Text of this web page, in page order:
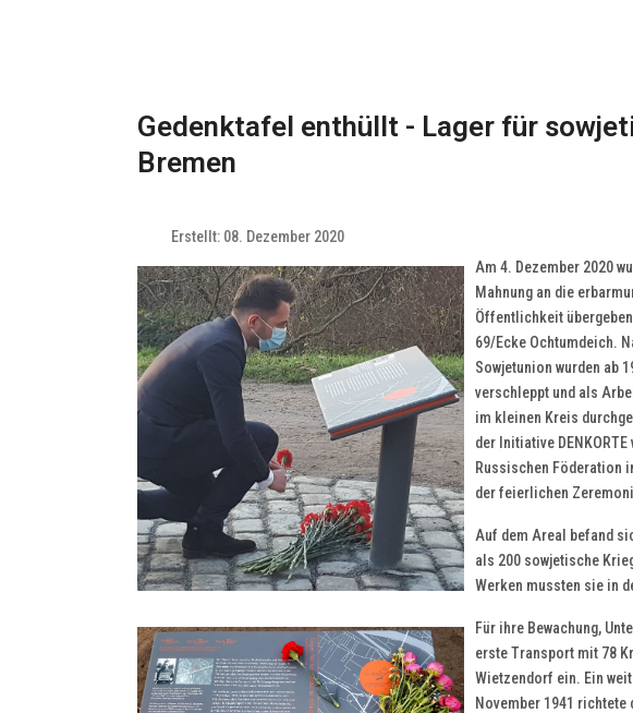
Gedenktafel enthüllt - Lager für
Bremen
Erstellt: 08. Dezember 2020
Am 4. Dezember 2020
Mahnung an die
Öffentlichkeit
69/Ecke Ochtumdeich.
Sowjetunion wurden ab
verschleppt und als
im kleinen Kreis
der Initiative
Russischen Föderation
der feierlichen
Auf dem Areal befand
als 200 sowjetische
Werken mussten sie in
Für ihre Bewachung,
erste Transport mit 78
Wietzendorf ein. Ein
November 1941